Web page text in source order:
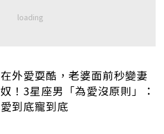
在外愛耍酷，老婆面前秒變妻
奴！3星座男「為愛沒原則」：
愛到底寵到底